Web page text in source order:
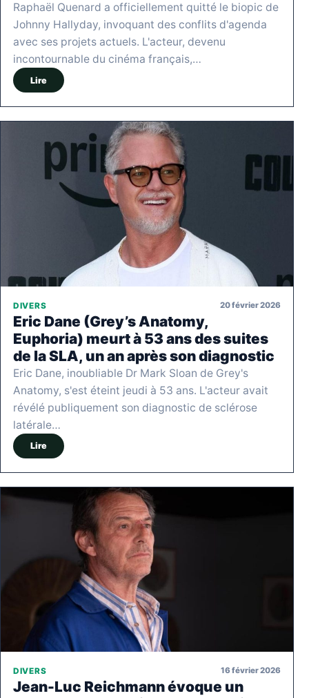
Raphaël Quenard a officiellement quitté le biopic de
Johnny Hallyday, invoquant des conflits d'agenda
avec ses projets actuels. L'acteur, devenu
incontournable du cinéma français,…
Lire
DIVERS 20 février 2026
Eric Dane (Grey’s Anatomy,
Euphoria) meurt à 53 ans des suites
de la SLA, un an après son diagnostic
Eric Dane, inoubliable Dr Mark Sloan de Grey's
Anatomy, s'est éteint jeudi à 53 ans. L'acteur avait
révélé publiquement son diagnostic de sclérose
latérale…
Lire
DIVERS 16 février 2026
Jean-Luc Reichmann évoque un